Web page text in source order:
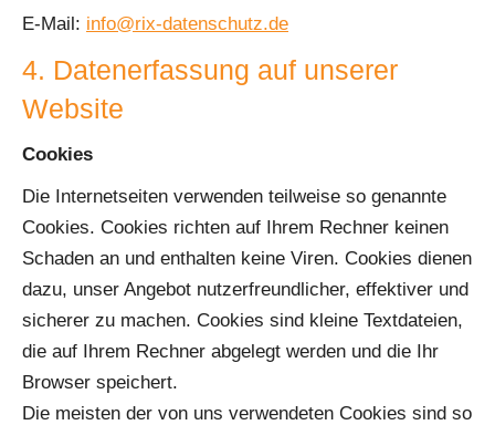
E-Mail: info@rix-datenschutz.de
4. Datenerfassung auf unserer
Website
Cookies
Die Internetseiten verwenden teilweise so genannte
Cookies. Cookies richten auf Ihrem Rechner keinen
Schaden an und enthalten keine Viren. Cookies dienen
dazu, unser Angebot nutzerfreundlicher, effektiver und
sicherer zu machen. Cookies sind kleine Textdateien,
die auf Ihrem Rechner abgelegt werden und die Ihr
Browser speichert.
Die meisten der von uns verwendeten Cookies sind so